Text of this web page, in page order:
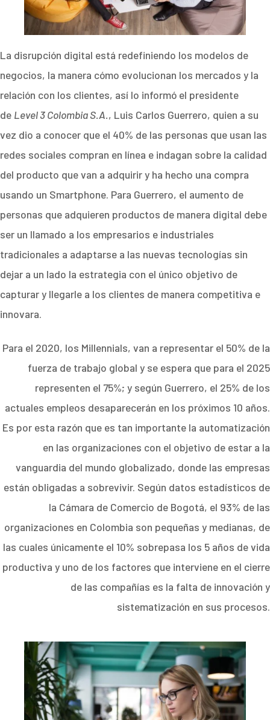
La disrupción digital está redefiniendo los modelos de
negocios, la manera cómo evolucionan los mercados y la
relación con los clientes, así lo informó el presidente
de Level 3 Colombia S.A., Luis Carlos Guerrero, quien a su
vez dio a conocer que el 40% de las personas que usan las
redes sociales compran en línea e indagan sobre la calidad
del producto que van a adquirir y ha hecho una compra
usando un Smartphone. Para Guerrero, el aumento de
personas que adquieren productos de manera digital debe
ser un llamado a los empresarios e industriales
tradicionales a adaptarse a las nuevas tecnologías sin
dejar a un lado la estrategia con el único objetivo de
capturar y llegarle a los clientes de manera competitiva e
innovara.
Para el 2020, los Millennials, van a representar el 50% de la
fuerza de trabajo global y se espera que para el 2025
representen el 75%; y según Guerrero, el 25% de los
actuales empleos desaparecerán en los próximos 10 años.
Es por esta razón que es tan importante la automatización
en las organizaciones con el objetivo de estar a la
vanguardia del mundo globalizado, donde las empresas
están obligadas a sobrevivir. Según datos estadísticos de
la Cámara de Comercio de Bogotá, el 93% de las
organizaciones en Colombia son pequeñas y medianas, de
las cuales únicamente el 10% sobrepasa los 5 años de vida
productiva y uno de los factores que interviene en el cierre
de las compañías es la falta de innovación y
sistematización en sus procesos.